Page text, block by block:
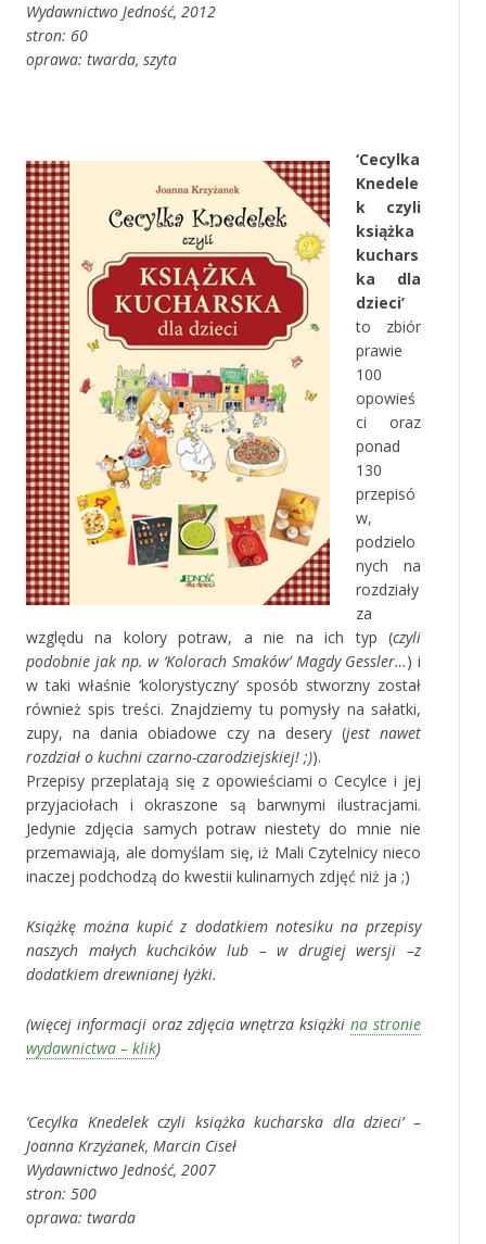
Wydawnictwo Jedność, 2012
stron: 60
oprawa: twarda, szyta
‘Cecylka
Knedele
k czyli
książka
kuchars
ka dla
dzieci’
to zbiór
prawie
100
opowieś
ci oraz
ponad
130
przepisó
w,
podzielo
nych na
rozdziały
za
względu na kolory potraw, a nie na ich typ (czyli
podobnie jak np. w ‘Kolorach Smaków’ Magdy Gessler…) i
w taki właśnie ‘kolorystyczny’ sposób stworzny został
również spis treści. Znajdziemy tu pomysły na sałatki,
zupy, na dania obiadowe czy na desery (jest nawet
rozdział o kuchni czarno-czarodziejskiej! ;)).
Przepisy przeplatają się z opowieściami o Cecylce i jej
przyjaciołach i okraszone są barwnymi ilustracjami.
Jedynie zdjęcia samych potraw niestety do mnie nie
przemawiają, ale domyślam się, iż Mali Czytelnicy nieco
inaczej podchodzą do kwestii kulinarnych zdjęć niż ja ;)
Książkę można kupić z dodatkiem notesiku na przepisy
naszych małych kuchcików lub – w drugiej wersji –z
dodatkiem drewnianej łyżki.
(więcej informacji oraz zdjęcia wnętrza książki na stronie
wydawnictwa – klik)
‘Cecylka Knedelek czyli książka kucharska dla dzieci’ –
Joanna Krzyżanek, Marcin Ciseł
Wydawnictwo Jedność, 2007
stron: 500
oprawa: twarda